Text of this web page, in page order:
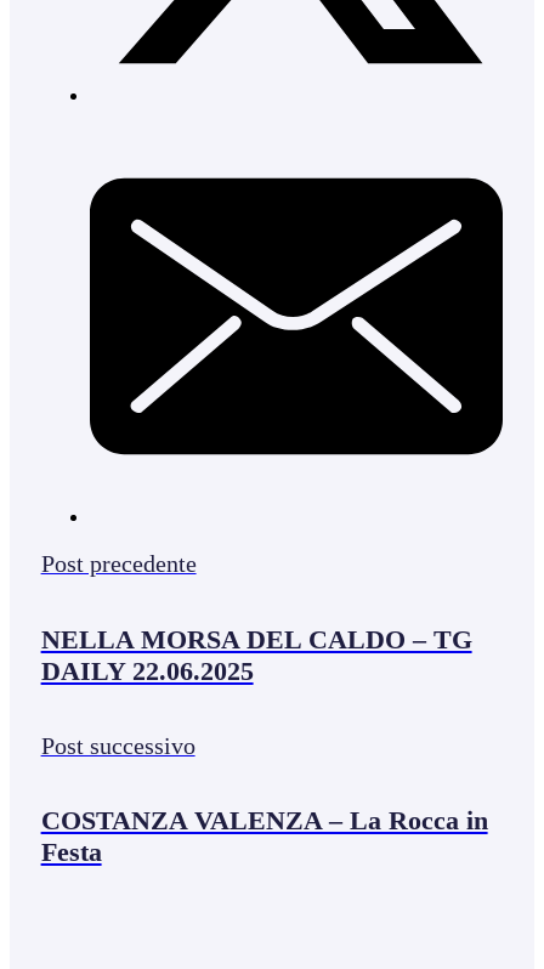
Post precedente
NELLA MORSA DEL CALDO – TG
DAILY 22.06.2025
Post successivo
COSTANZA VALENZA – La Rocca in
Festa